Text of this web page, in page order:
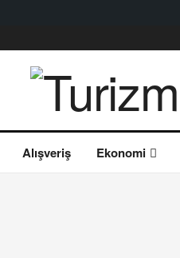
Alışveriş Ekonomi